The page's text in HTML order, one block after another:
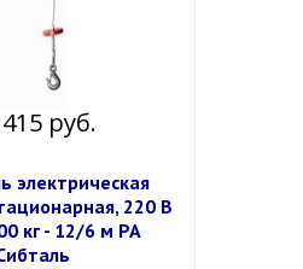
руб.
электрическая
220 В
кг - 12/6 м PA